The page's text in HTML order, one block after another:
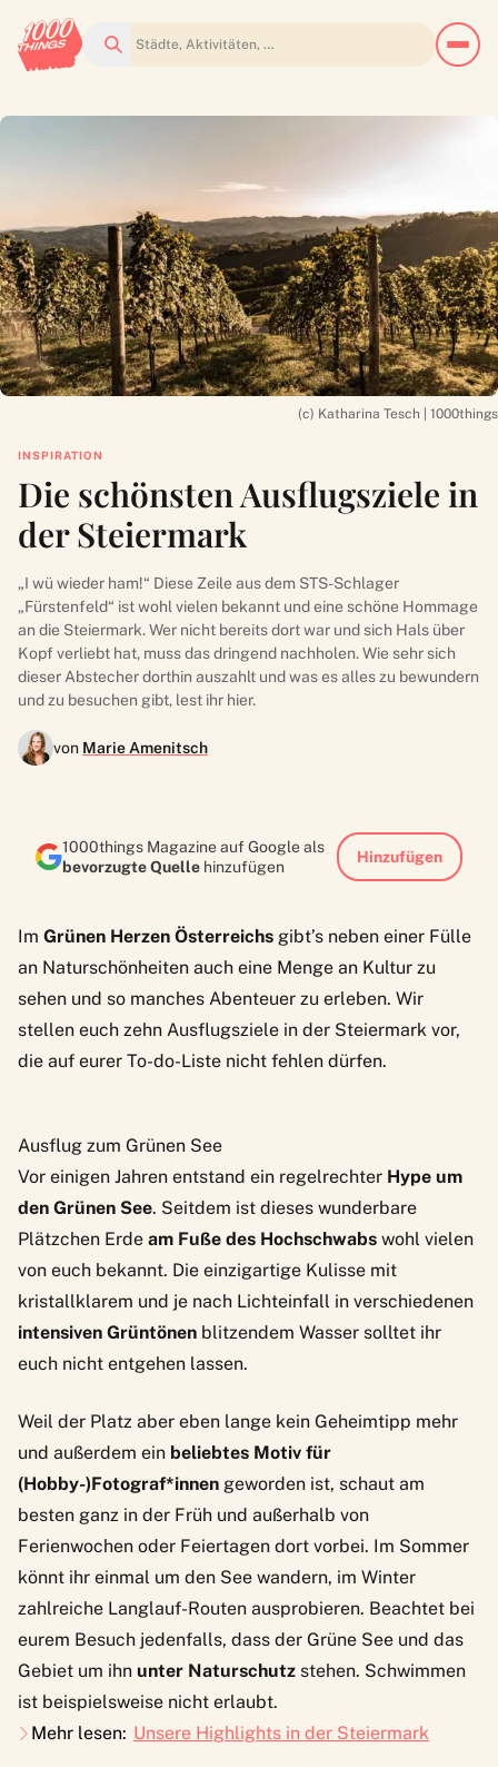
Suchen
(c) Katharina Tesch | 1000things
INSPIRATION
Die schönsten Ausflugsziele in
der Steiermark
„I wü wieder ham!“ Diese Zeile aus dem STS-Schlager
„Fürstenfeld“ ist wohl vielen bekannt und eine schöne Hommage
an die Steiermark. Wer nicht bereits dort war und sich Hals über
Kopf verliebt hat, muss das dringend nachholen. Wie sehr sich
dieser Abstecher dorthin auszahlt und was es alles zu bewundern
und zu besuchen gibt, lest ihr hier.
von Marie Amenitsch
1000things Magazine auf Google als
bevorzugte Quelle hinzufügen
Hinzufügen
Im Grünen Herzen Österreichs gibt’s neben einer Fülle
an Naturschönheiten auch eine Menge an Kultur zu
sehen und so manches Abenteuer zu erleben. Wir
stellen euch zehn Ausflugsziele in der Steiermark vor,
die auf eurer To-do-Liste nicht fehlen dürfen.
Ausflug zum Grünen See
Vor einigen Jahren entstand ein regelrechter Hype um
den Grünen See. Seitdem ist dieses wunderbare
Plätzchen Erde am Fuße des Hochschwabs wohl vielen
von euch bekannt. Die einzigartige Kulisse mit
kristallklarem und je nach Lichteinfall in verschiedenen
intensiven Grüntönen blitzendem Wasser solltet ihr
euch nicht entgehen lassen.
Weil der Platz aber eben lange kein Geheimtipp mehr
und außerdem ein beliebtes Motiv für
(Hobby-)Fotograf*innen geworden ist, schaut am
besten ganz in der Früh und außerhalb von
Ferienwochen oder Feiertagen dort vorbei. Im Sommer
könnt ihr einmal um den See wandern, im Winter
zahlreiche Langlauf-Routen ausprobieren. Beachtet bei
eurem Besuch jedenfalls, dass der Grüne See und das
Gebiet um ihn unter Naturschutz stehen. Schwimmen
ist beispielsweise nicht erlaubt.
Mehr lesen: Unsere Highlights in der Steiermark